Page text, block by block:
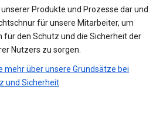
Produkte und Prozesse dar und
für unsere Mitarbeiter, um
für den Schutz und die Sicherheit der
Nutzers zu sorgen.
mehr über unsere Grundsätze bei
und Sicherheit